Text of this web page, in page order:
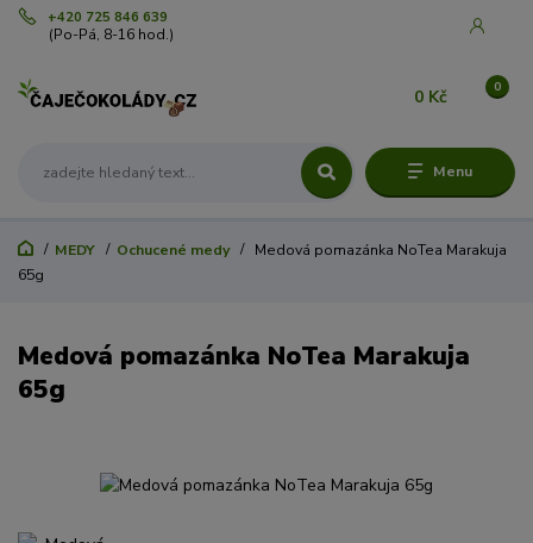
Menu
+420 725 846 639
(Po-Pá, 8-16 hod.)
0
0 Kč
MEDY Ochucené medy
Medová pomazánka NoTea Marakuja
65g
Medová pomazánka NoTea Marakuja
65g